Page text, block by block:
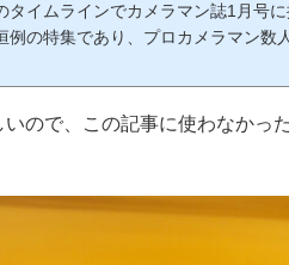
イムラインでカメラマン誌1月号
例の特集であり、プロカメラマン数
ので、この記事に使わなかっ